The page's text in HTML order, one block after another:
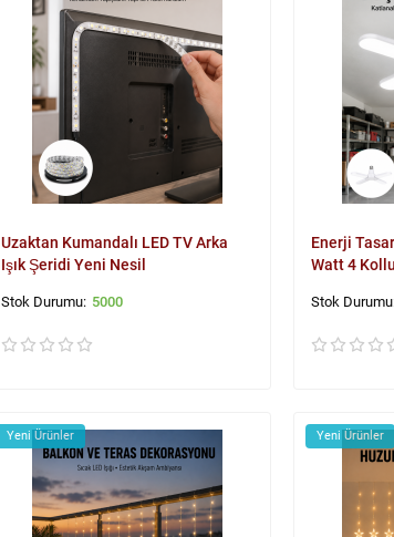
Uzaktan Kumandalı LED TV Arka
Işık Şeridi Yeni Nesil
5000
Enerji
Watt 4
Yeni Ürünler Yeni Ürünler